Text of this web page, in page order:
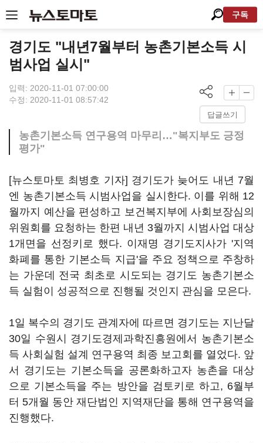
구독
경기도 "내년7월부터 농촌기본소득 시
범사업 실시"
입력: 2020-11-01 07:00:00
수정: 2020-11-01 08:57:42
답글쓰기
농촌기본소득 연구용역 마무리…"복지부도 긍정
평가"
[뉴스토마토 최병호 기자] 경기도가 늦어도 내년 7월
엔 농촌기본소득 시범사업을 실시한다. 이를 위해 12
월까지 예산을 편성하고 보건복지부에 사회보장심의
위원회를 요청하는 한편 내년 3월까지 시범사업 대상
1개면을 선정키로 했다. 이재명 경기도지사가 '지역
화폐를 통한 기본소득 지급'을 주요 정책으로 주창하
는 가운데 전국 최초로 시도되는 경기도 농촌기본소
득 실험이 성공적으로 진행될 것인지 관심을 모은다.
1일 복수의 경기도 관계자에 따르면 경기도는 지난달
30일 수원시 경기도경제과학진흥원에서 농촌기본소
득 사회실험 설계 연구용역 최종 보고회를 열었다. 앞
서 경기도는 기본소득을 공론화하고자 농촌을 대상
으로 기본소득을 주는 방안을 검토키로 하고, 6월부
터 5개월 동안 재단법인 지역재단을 통해 연구용역을
진행했다.